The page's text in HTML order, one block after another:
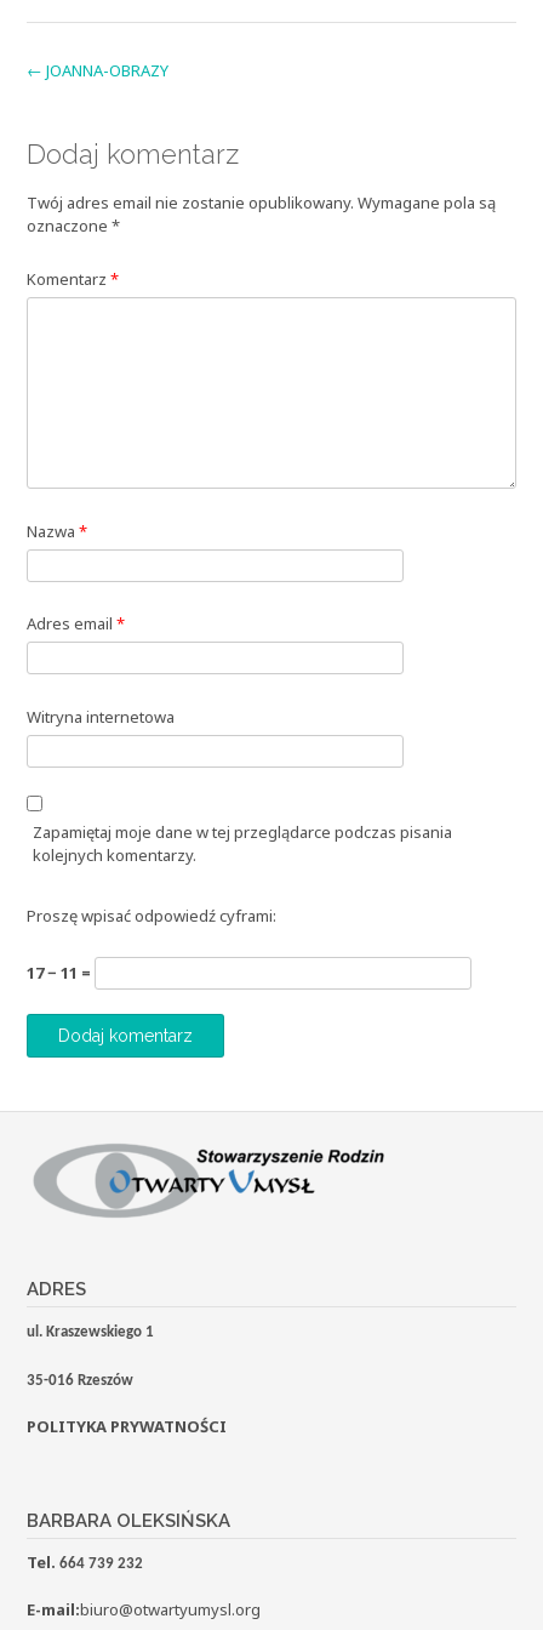
Post
← JOANNA-OBRAZY
Dodaj komentarz
Twój adres email nie zostanie opublikowany. Wymagane pola są
oznaczone *
Komentarz *
Nazwa *
Adres email *
Witryna internetowa
Zapamiętaj moje dane w tej przeglądarce podczas pisania
kolejnych komentarzy.
Proszę wpisać odpowiedź cyframi:
17 − 11 =
ADRES
ul. Kraszewskiego 1
35-016 Rzeszów
POLITYKA PRYWATNOŚCI
BARBARA OLEKSIŃSKA
Tel. 664 739 232
E-mail:biuro@otwartyumysl.org